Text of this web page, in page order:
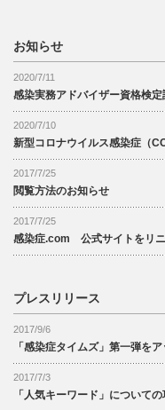
お知らせ
2020/7/11
感染実務アドバイザー資格検
2020/7/10
新型コロナウイルス感染症（
2017/7/25
閲覧方法のお知らせ
2017/7/25
感染症.com 公式サイトをリニ
プレスリリース
2017/9/6
「感染症タイムズ」第一弾を
2017/7/3
「人気キーワード」について